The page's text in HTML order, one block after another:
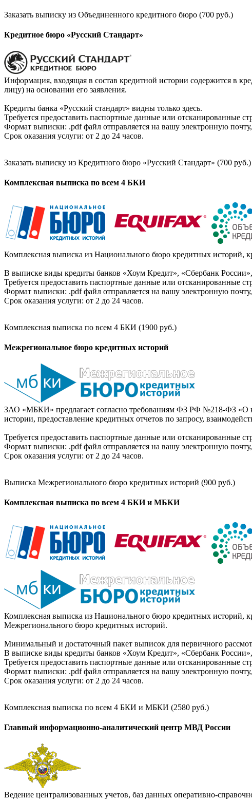
Заказать выписку из Объединенного кредитного бюро (700 руб.)
Кредитное бюро «Русский Стандарт»
Информация, входящая в состав кредитной истории содержится в
лицу) на основании его заявления.
Кредиты банка «Русский стандарт» видны только здесь.
Требуется предоставить паспортные данные или отсканированные
Формат выписки: .pdf файл отправляется на вашу электронную
Срок оказания услуги: от 2 до 24 часов.
Заказать выписку из Кредитного бюро «Русский Стандарт» (700 руб.)
Комплексная выписка по всем 4 БКИ
Комплексная выписка из Национального бюро кредитных историй,
В выписке виды кредиты банков «Хоум Кредит», «Сбербанк России»,
Требуется предоставить паспортные данные или отсканированные
Формат выписки: .pdf файл отправляется на вашу электронную
Срок оказания услуги: от 2 до 24 часов.
Комплексная выписка по всем 4 БКИ (1900 руб.)
Межрегиональное бюро кредитных историй
ЗАО «МБКИ» предлагает согласно требованиям ФЗ РФ №218-ФЗ «О
истории, предоставление кредитных отчетов по запросу,
Требуется предоставить паспортные данные или отсканированные
Формат выписки: .pdf файл отправляется на вашу электронную
Срок оказания услуги: от 2 до 24 часов.
Выписка Межрегионального бюро кредитных историй (900 руб.)
Комплексная выписка по всем 4 БКИ и МБКИ
Комплексная выписка из Национального бюро кредитных историй,
Межрегионального бюро кредитных историй.
Минимальный и достаточный пакет выписок для первичного
В выписке виды кредиты банков «Хоум Кредит», «Сбербанк России»,
Требуется предоставить паспортные данные или отсканированные
Формат выписки: .pdf файл отправляется на вашу электронную
Срок оказания услуги: от 2 до 24 часов.
Комплексная выписка по всем 4 БКИ и МБКИ (2580 руб.)
Главный информационно-аналитический центр МВД России
Ведение централизованных учетов, баз данных оперативно-